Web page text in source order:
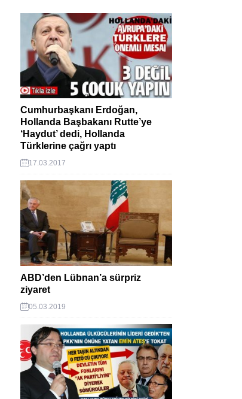
Cumhurbaşkanı Erdoğan,
Hollanda Başbakanı Rutte’ye
‘Haydut’ dedi, Hollanda
Türklerine çağrı yaptı
17.03.2017
ABD’den Lübnan’a sürpriz
ziyaret
05.03.2019